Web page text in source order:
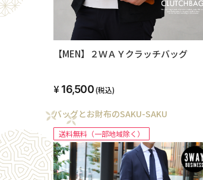
【MEN】２ＷＡＹクラッチバッグ
16,500(税込)
バッグとお財布のSAKU-SAKU
送料無料（一部地域除く）